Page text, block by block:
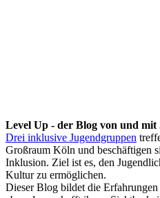
Level Up - der Blog von und mit
Drei inklusive Jugendgruppen
Großraum Köln und beschäftigen
Inklusion. Ziel ist es, den
Kultur zu ermöglichen.
Dieser Blog bildet die Erfahrungen